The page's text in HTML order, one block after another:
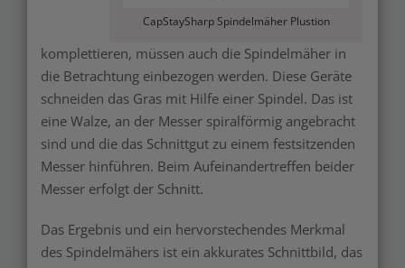
CapStaySharp Spindelmäher Plustion
komplettieren, müssen auch die Spindelmäher in
die Betrachtung einbezogen werden. Diese Geräte
schneiden das Gras mit Hilfe einer Spindel. Das ist
eine Walze, an der Messer spiralförmig angebracht
sind und die das Schnittgut zu einem festsitzenden
Messer hinführen. Beim Aufeinandertreffen beider
Messer erfolgt der Schnitt.
Das Ergebnis und ein hervorstechendes Merkmal
des Spindelmähers ist ein akkurates Schnittbild, das